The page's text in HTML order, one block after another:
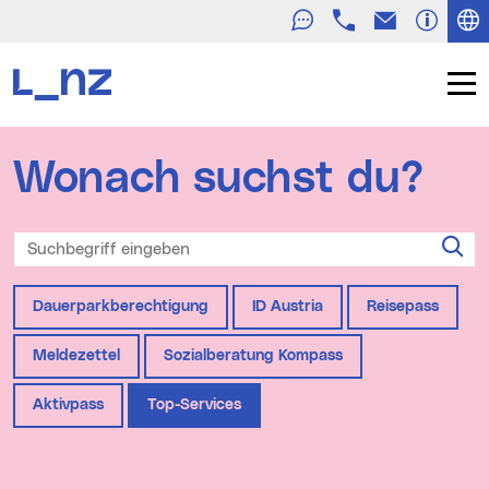
TelefonE-Mail
Stadt Linz Startseite
Wonach suchst du?
Suchbegriff eingeben
Dauerparkberechtigung ID Austria Reisepass
Meldezettel Sozialberatung Kompass
Aktivpass Top-Services